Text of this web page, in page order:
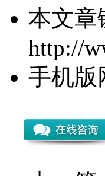
本文章
http://
手机版